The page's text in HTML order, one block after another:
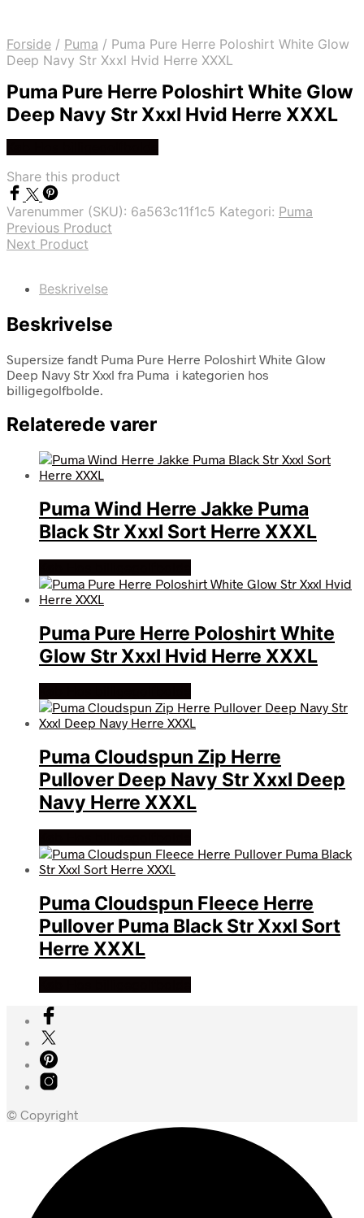
Forside / Puma / Puma Pure Herre Poloshirt White Glow
Deep Navy Str Xxxl Hvid Herre XXXL
Puma Pure Herre Poloshirt White Glow
Deep Navy Str Xxxl Hvid Herre XXXL
Share this product
Varenummer (SKU): 6a563c11f1c5 Kategori: Puma
Previous Product
Next Product
Beskrivelse
Beskrivelse
Supersize fandt Puma Pure Herre Poloshirt White Glow
Deep Navy Str Xxxl fra Puma i kategorien hos
billigegolfbolde.
Relaterede varer
Puma Wind Herre Jakke Puma
Black Str Xxxl Sort Herre XXXL
Puma Pure Herre Poloshirt White
Glow Str Xxxl Hvid Herre XXXL
Puma Cloudspun Zip Herre
Pullover Deep Navy Str Xxxl Deep
Navy Herre XXXL
Puma Cloudspun Fleece Herre
Pullover Puma Black Str Xxxl Sort
Herre XXXL
© Copyright